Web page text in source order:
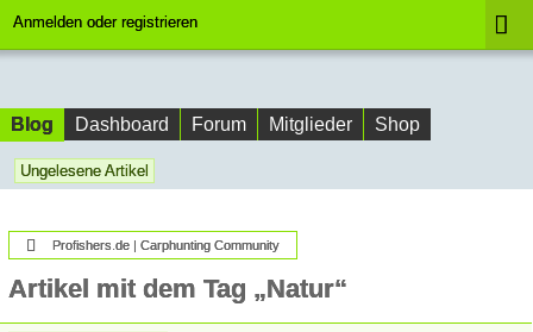
Anmelden oder registrieren
Blog Dashboard Forum Mitglieder Shop
Ungelesene Artikel
Profishers.de | Carphunting Community
Artikel mit dem Tag „Natur“